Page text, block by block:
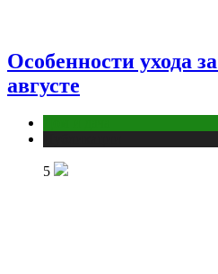
Особенности ухода
августе
5